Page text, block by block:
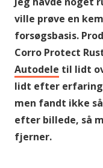
ville prøve en
forsøgsbasis.
Corro Protect
Autodele til lidt
lidt efter
men fandt ikke
efter billede, så
fjerner.